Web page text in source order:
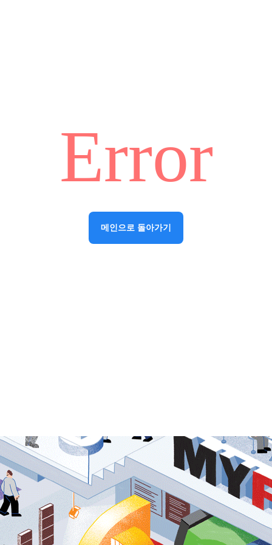
Error
메인으로 돌아가기